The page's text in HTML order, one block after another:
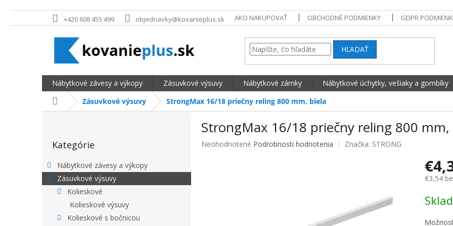
Prejsť na obsah +420 608 455 499 objednavky@kovanieplus.sk AKO NAKUPOVAŤ OBCHODNÉ PODMIENKY GDPR
HĽADAŤ
Nábytkové závesy a výkopy Zásuvkové výsuvy Nábytkové zámky Nábytkové úchytky, vešiaky a gombíky
DomovZásuvkové výsuvy StrongMax 16/18 priečny reling 800 mm, biela
BOČNÝ PANEL
Kategórie
Nábytkové závesy a výkopy
Zásuvkové výsuvy
Kolieskové
Kolieskové výsuvy
Kolieskové s bočnicou
StrongMax 16/18 priečny reling 800 mm,
Priemerné hodnotenie produktu je 0,0 z 5 hviezdičiek.
Neohodnotené Podrobnosti hodnotenia Značka: STRONG
€3,54